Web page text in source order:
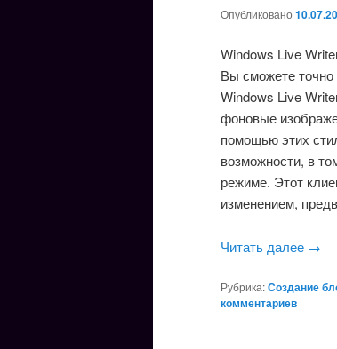
Опубликовано
Windows Live
Вы сможете точно
Windows Live
фоновые
помощью этих
возможности, в
режиме. Этот
изменением,
Читать далее →
Рубрика:Создание
комментариев